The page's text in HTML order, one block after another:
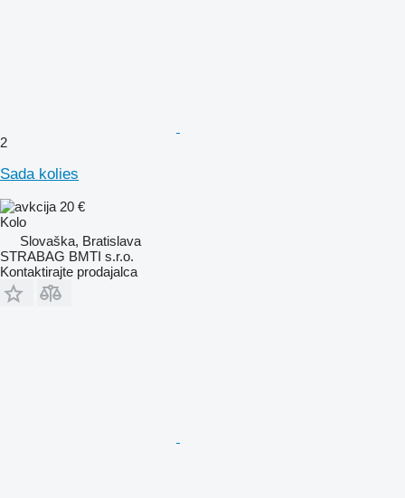
2
Sada kolies
20 €
Kolo
Slovaška, Bratislava
STRABAG BMTI s.r.o.
Kontaktirajte prodajalca